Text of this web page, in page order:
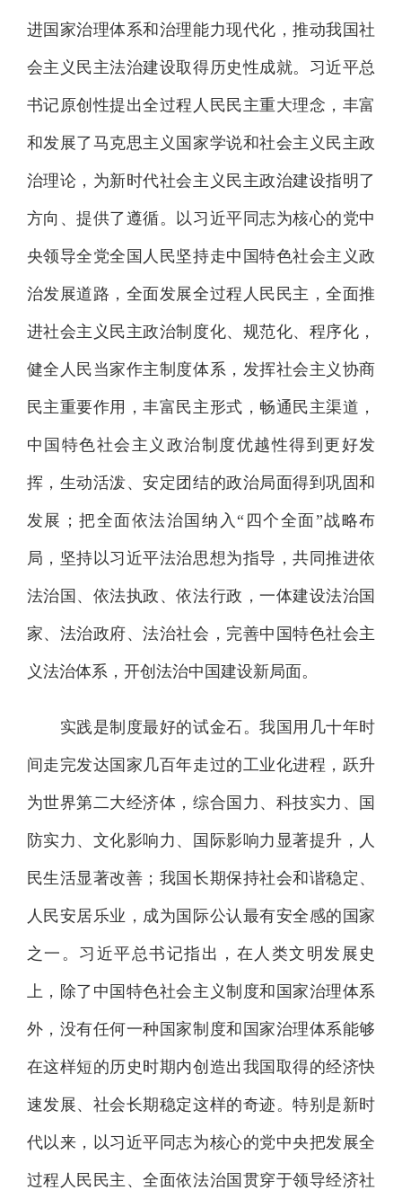
进国家治理体系和治理能力现代化，推动我国社
会主义民主法治建设取得历史性成就。习近平总
书记原创性提出全过程人民民主重大理念，丰富
和发展了马克思主义国家学说和社会主义民主政
治理论，为新时代社会主义民主政治建设指明了
方向、提供了遵循。以习近平同志为核心的党中
央领导全党全国人民坚持走中国特色社会主义政
治发展道路，全面发展全过程人民民主，全面推
进社会主义民主政治制度化、规范化、程序化，
健全人民当家作主制度体系，发挥社会主义协商
民主重要作用，丰富民主形式，畅通民主渠道，
中国特色社会主义政治制度优越性得到更好发
挥，生动活泼、安定团结的政治局面得到巩固和
发展；把全面依法治国纳入“四个全面”战略布
局，坚持以习近平法治思想为指导，共同推进依
法治国、依法执政、依法行政，一体建设法治国
家、法治政府、法治社会，完善中国特色社会主
义法治体系，开创法治中国建设新局面。
实践是制度最好的试金石。我国用几十年时
间走完发达国家几百年走过的工业化进程，跃升
为世界第二大经济体，综合国力、科技实力、国
防实力、文化影响力、国际影响力显著提升，人
民生活显著改善；我国长期保持社会和谐稳定、
人民安居乐业，成为国际公认最有安全感的国家
之一。习近平总书记指出，在人类文明发展史
上，除了中国特色社会主义制度和国家治理体系
外，没有任何一种国家制度和国家治理体系能够
在这样短的历史时期内创造出我国取得的经济快
速发展、社会长期稳定这样的奇迹。特别是新时
代以来，以习近平同志为核心的党中央把发展全
过程人民民主、全面依法治国贯穿于领导经济社